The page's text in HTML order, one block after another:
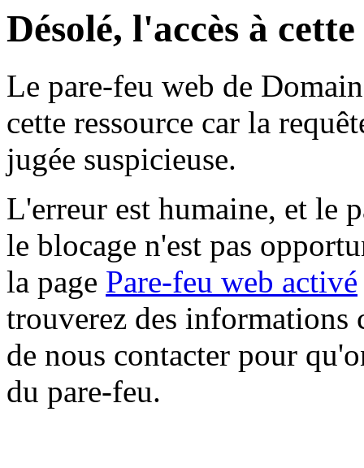
Désolé, l'accès à
Le pare-feu web de
cette ressource car la
jugée suspicieuse.
L'erreur est humaine, et le
le blocage n'est pas
la page Pare-feu web activé
trouverez des informations
de nous contacter pour
du pare-feu.